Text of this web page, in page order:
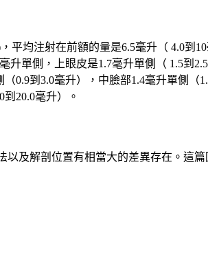
平均注射在前額的量是6.5毫升（ 4.0到
升單側，上眼皮是1.7毫升單側（ 1.5到
0.9到3.0毫升），中臉部1.4毫升單側（
20.0毫升）。
以及解剖位置有相當大的差異存在。這篇